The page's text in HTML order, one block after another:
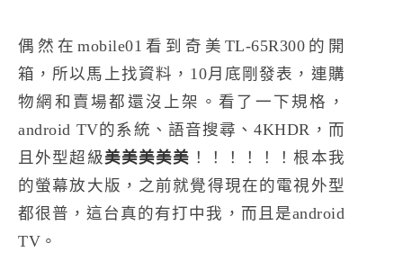
偶然在mobile01看到奇美TL-65R300的開
箱，所以馬上找資料，10月底剛發表，連購
物網和賣場都還沒上架。看了一下規格，
android TV的系統、語音搜尋、4KHDR，而
且外型超級美美美美美 ！！！！！！根本我
的螢幕放大版，之前就覺得現在的電視外型
都很普，這台真的有打中我，而且是android
TV。